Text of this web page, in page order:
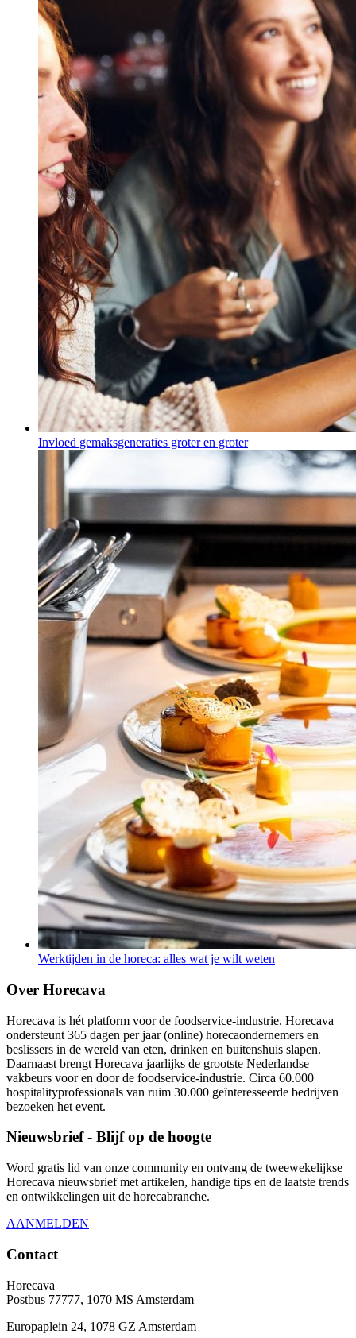
Invloed gemaksgeneraties groter en groter
Werktijden in de horeca: alles wat je wilt weten
Over Horecava
Horecava is hét platform voor de foodservice-industrie. Horecava
ondersteunt 365 dagen per jaar (online) horecaondernemers en
beslissers in de wereld van eten, drinken en buitenshuis slapen.
Daarnaast brengt Horecava jaarlijks de grootste Nederlandse
vakbeurs voor en door de foodservice-industrie. Circa 60.000
hospitalityprofessionals van ruim 30.000 geïnteresseerde bedrijven
bezoeken het event.
Nieuwsbrief - Blijf op de hoogte
Word gratis lid van onze community en ontvang de tweewekelijkse
Horecava nieuwsbrief met artikelen, handige tips en de laatste trends
en ontwikkelingen uit de horecabranche.
AANMELDEN
Contact
Horecava
Postbus 77777, 1070 MS Amsterdam
Europaplein 24, 1078 GZ Amsterdam